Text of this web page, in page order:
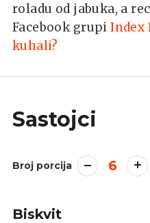
roladu od jabuka, a
Facebook grupiIndex
kuhali?
Sastojci
Broj porcija 6
Biskvit